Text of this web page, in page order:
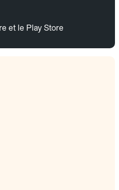
et le Play Store